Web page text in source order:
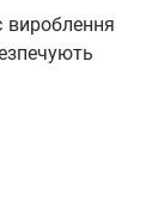
вироблення